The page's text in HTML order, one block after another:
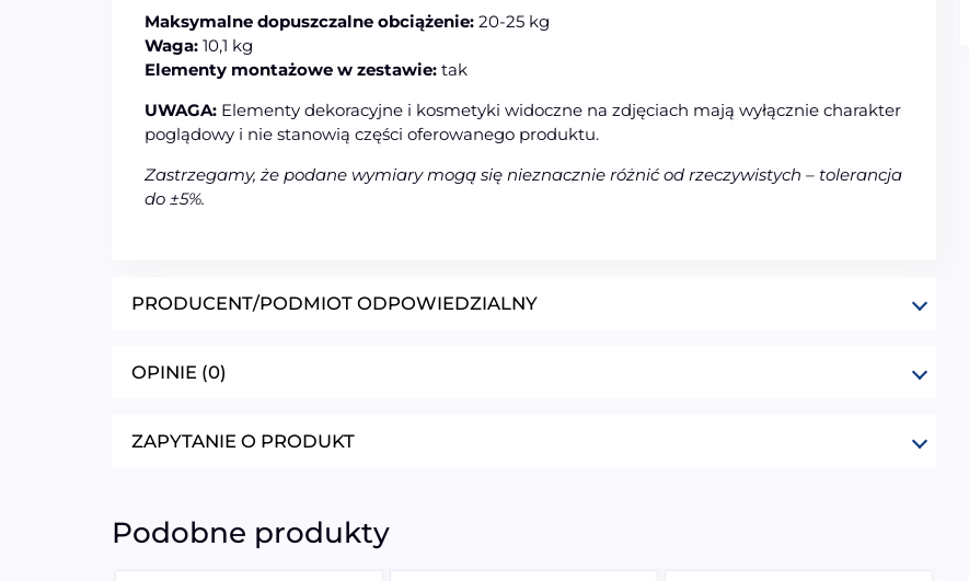
Maksymalne dopuszczalne obciążenie: 20-25 kg
Waga: 10,1 kg
Elementy montażowe w zestawie: tak
UWAGA: Elementy dekoracyjne i kosmetyki widoczne na zdjęciach mają wyłącznie charakter
poglądowy i nie stanowią części oferowanego produktu.
Zastrzegamy, że podane wymiary mogą się nieznacznie różnić od rzeczywistych – tolerancja
do ±5%.
PRODUCENT/PODMIOT ODPOWIEDZIALNY
OPINIE (0)
ZAPYTANIE O PRODUKT
Podobne produkty